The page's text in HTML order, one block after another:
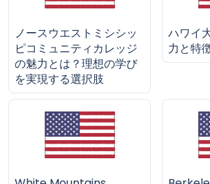
ノースウエストミシシッ
ピコミュニティカレッジ
の魅力とは？理想の学び
を実現する選択肢
ハワイ
力と特